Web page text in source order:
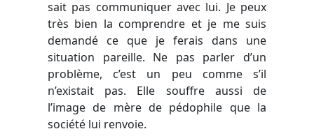
sait pas communiquer avec lui. Je peux
très bien la comprendre et je me suis
demandé ce que je ferais dans une
situation pareille. Ne pas parler d’un
problème, c’est un peu comme s’il
n’existait pas. Elle souffre aussi de
l’image de mère de pédophile que la
société lui renvoie.